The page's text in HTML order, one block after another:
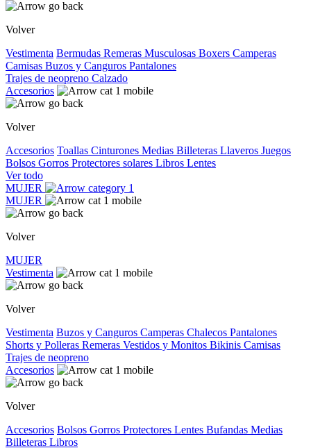
Volver
Vestimenta Bermudas Remeras Musculosas Boxers Camperas
Camisas Buzos y Canguros Pantalones
Trajes de neopreno Calzado
Accesorios
Volver
Accesorios Toallas Cinturones Medias Billeteras Llaveros Juegos
Bolsos Gorros Protectores solares Libros Lentes
Ver todo
MUJER
MUJER
Volver
MUJER
Vestimenta
Volver
Vestimenta Buzos y Canguros Camperas Chalecos Pantalones
Shorts y Polleras Remeras Vestidos y Monitos Bikinis Camisas
Trajes de neopreno
Accesorios
Volver
Accesorios Bolsos Gorros Protectores Lentes Bufandas Medias
Billeteras Libros